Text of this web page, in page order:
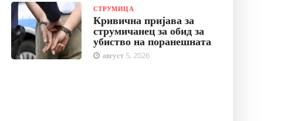
СТРУМИЦА
Кривична пријава за
струмичанец за обид за
убиство на поранешната
август 5, 2026